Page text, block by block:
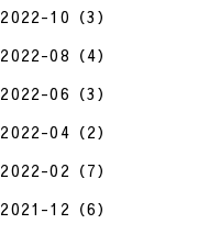
2022-10（3）
2022-08（4）
2022-06（3）
2022-04（2）
2022-02（7）
2021-12（6）